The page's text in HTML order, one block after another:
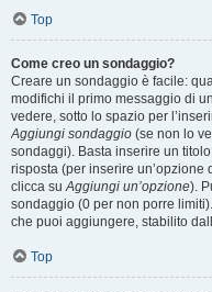
Top
Come creo un sondaggio?
Creare un sondaggio è facile:
modifichi il primo messaggio di
vedere, sotto lo spazio per
Aggiungi sondaggio (se non lo
sondaggi). Basta inserire un
risposta (per inserire un’opzione
clicca suAggiungi un’opzione).
sondaggio (0 per non porre
che puoi aggiungere, stabilito
Top